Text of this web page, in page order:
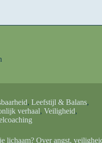
, Leefstijl & Balans,
verhaal, Veiligheid,
lichaam? Over angst,